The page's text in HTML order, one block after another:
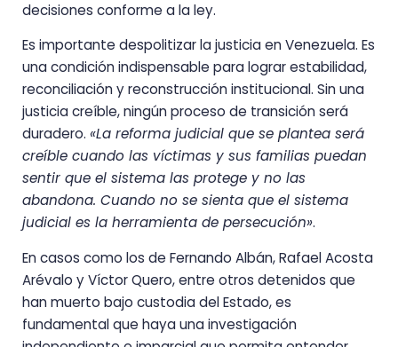
decisiones conforme a la ley.
Es importante despolitizar la justicia en Venezuela. Es
una condición indispensable para lograr estabilidad,
reconciliación y reconstrucción institucional. Sin una
justicia creíble, ningún proceso de transición será
duradero. «La reforma judicial que se plantea será
creíble cuando las víctimas y sus familias puedan
sentir que el sistema las protege y no las
abandona. Cuando no se sienta que el sistema
judicial es la herramienta de persecución».
En casos como los de Fernando Albán, Rafael Acosta
Arévalo y Víctor Quero, entre otros detenidos que
han muerto bajo custodia del Estado, es
fundamental que haya una investigación